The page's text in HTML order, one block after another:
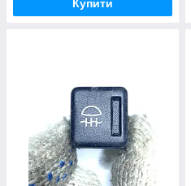
Купити